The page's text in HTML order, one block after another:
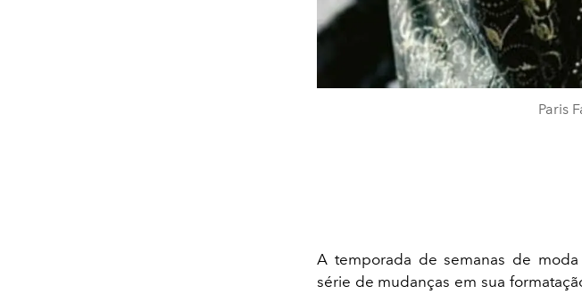
Paris
A temporada de semanas de
série de mudanças em sua